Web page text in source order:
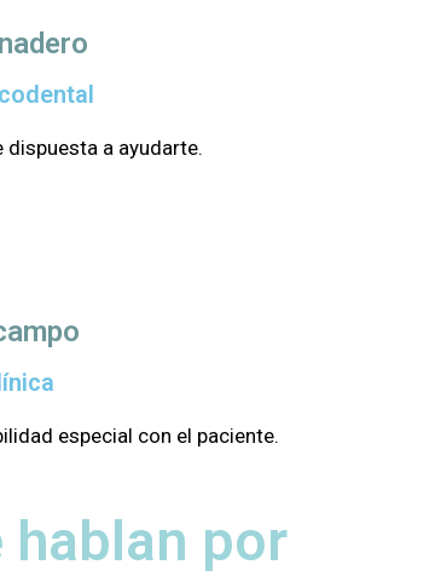
dispuesta a ayudarte.
especial con el paciente.
hablan por